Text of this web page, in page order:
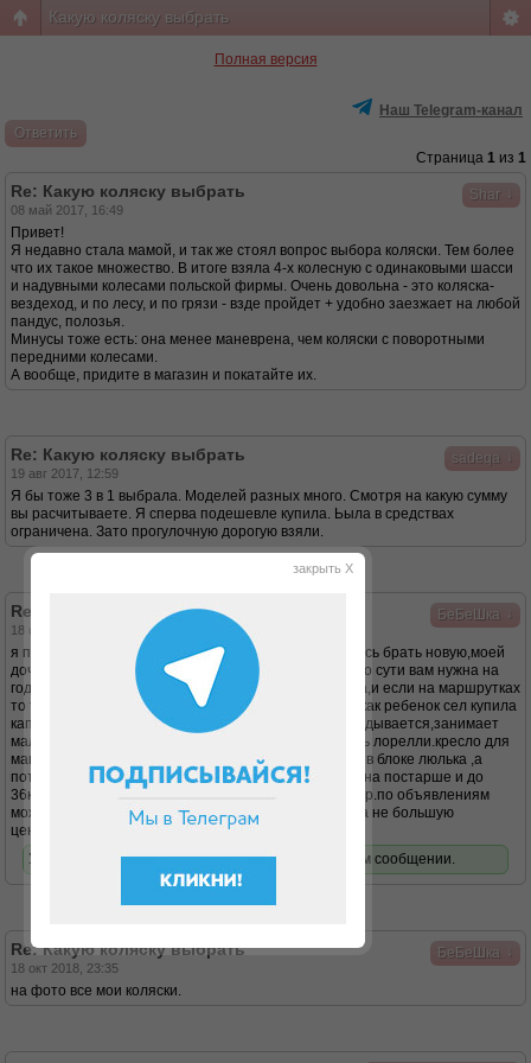
Какую коляску выбрать
Полная версия
Наш Telegram-канал
Ответить
Страница 1 из 1
Shar
Re: Какую коляску выбрать
08 май 2017, 16:49
Привет!
Я недавно стала мамой, и так же стоял вопрос выбора коляски. Тем более
что их такое множество. В итоге взяла 4-х колесную с одинаковыми шасси
и надувными колесами польской фирмы. Очень довольна - это коляска-
вездеход, и по лесу, и по грязи - взде пройдет + удобно заезжает на любой
пандус, полозья.
Минусы тоже есть: она менее маневрена, чем коляски с поворотными
передними колесами.
А вообще, придите в магазин и покатайте их.
sadeqa
Re: Какую коляску выбрать
19 авг 2017, 12:59
Я бы тоже 3 в 1 выбрала. Моделей разных много. Смотря на какую сумму
вы расчитываете. Я сперва подешевле купила. Ьыла в средствах
ограничена. Зато прогулочную дорогую взяли.
БеБеШка
Re: Какую коляску выбрать
18 окт 2018, 23:34
я покупала по объявлению и даже не заморачивалась брать новую,моей
дочери сей час 10 месяцев,и я поняла что коляска по сути вам нужна на
год,пока малыш катаете в люльке,как сядет прогулка,и если на маршрутках
то трость.я брала 2 в 1 индиго мне понравилась,но как ребенок сел купила
капеллу 3х колесную(она кстати очень удобная,складывается,занимает
мало места,а блоки всетки занимают место) и трость лорелли.кресло для
машины решила купить отдельно,по началу ездили в блоке люлька ,а
потом в прогулочном,а кресло я решила брать чтоб на постарше и до
36кг,а маленькие кресла мне кажется деньги на ветер.по объявлениям
можно выбрать кстати очень приличную коляску и за не большую
цену,лучше еще что нибудь накупить ребенку.
У вас нет доступа для просмотра вложений в этом сообщении.
БеБеШка
Re: Какую коляску выбрать
18 окт 2018, 23:35
на фото все мои коляски.
закрыть X